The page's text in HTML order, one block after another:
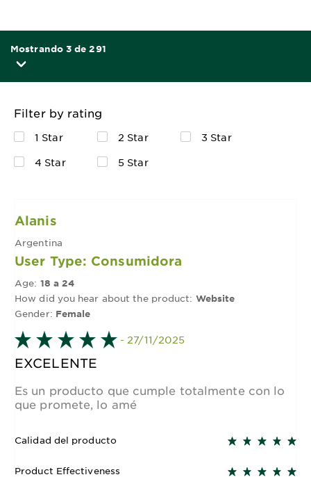
Mostrando 3 de 291
Filter by rating
1 Star 2 Star
3 Star
4 Star
5 Star
Alanis
Argentina
User Type: Consumidora
Age: 18 a 24
How did you hear about the product: Website
Gender: Female
- 27/11/2025
EXCELENTE
Es un producto que cumple totalmente con lo
que promete, lo amé
Calidad del producto
Product Effectiveness